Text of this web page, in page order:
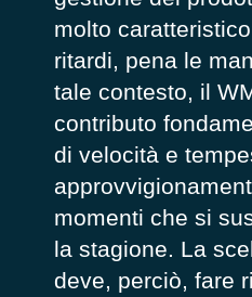
molto
ritardi, pena le
tale contesto, il
contributo
di velocità e
momenti che si
la stagione. La
deve, perciò, fare